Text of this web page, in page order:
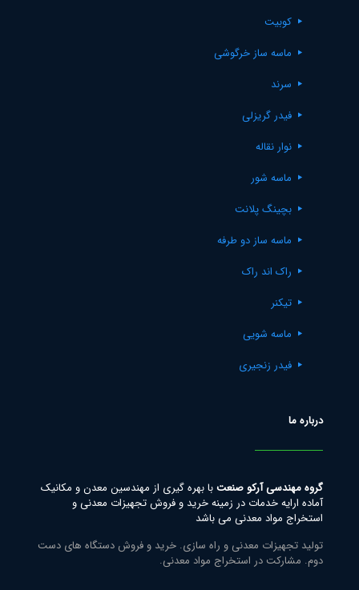
کوبیت
ماسه ساز خرگوشی
سرند
فیدر گریزلی
نوار نقاله
ماسه شور
بچینگ پلانت
ماسه ساز دو طرفه
راک اند راک
تیکنر
ماسه شویی
فیدر زنجیری
درباره ما
گروه مهندسی آرکو صنعتبا بهره گیری از مهندسین معدن و مکانیک
آماده ارایه خدمات در زمینه خرید و فروش تجهیزات معدنی و
استخراج مواد معدنی می باشد
تولید تجهیزات معدنی و راه سازی. خرید و فروش دستگاه های دست
دوم. مشارکت در استخراج مواد معدنی.